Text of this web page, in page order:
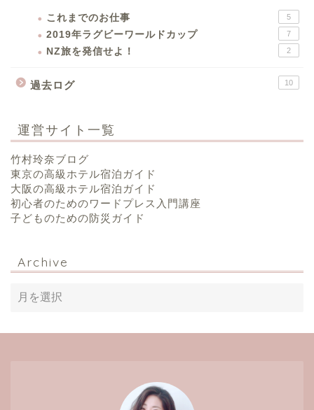
これまでのお仕事 5
2019年ラグビーワールドカップ 7
NZ旅を発信せよ！ 2
過去ログ 10
運営サイト一覧
竹村玲奈ブログ
東京の高級ホテル宿泊ガイド
大阪の高級ホテル宿泊ガイド
初心者のためのワードプレス入門講座
子どものための防災ガイド
Archive